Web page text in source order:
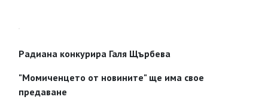
Радиана конкурира Галя Щърбева
"Момиченцето от новините" ще има свое
предаване